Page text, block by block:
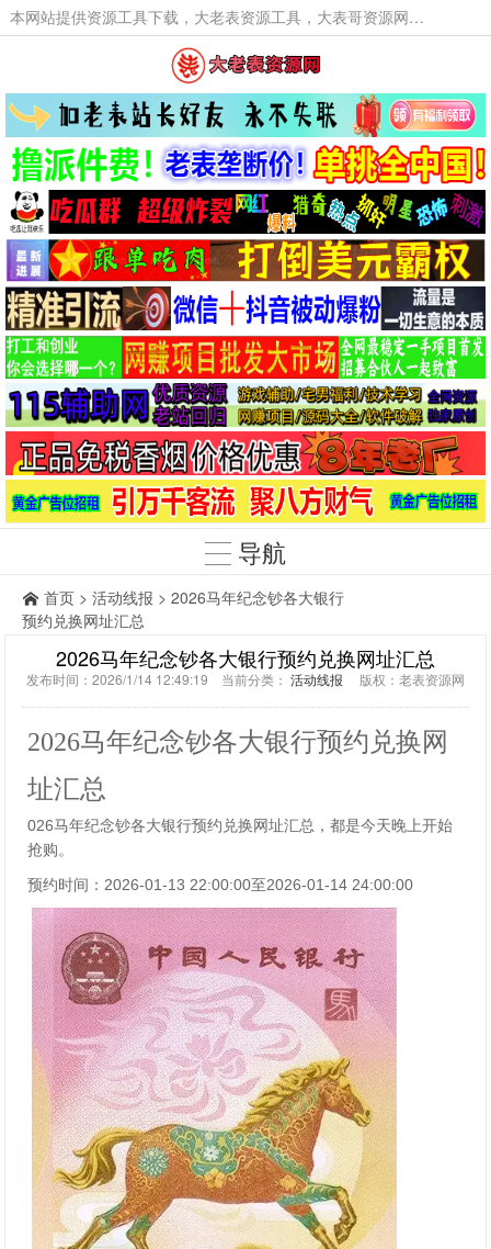
本网站提供资源工具下载，大老表资源工具，大表哥资源网软件工具，大老表资源下载，活动线报福利资源分享,活动线报，大型网游经典游戏，网络热门技术游戏辅助交流与分享。
导航
首页 > 活动线报 > 2026马年纪念钞各大银行
预约兑换网址汇总
2026马年纪念钞各大银行预约兑换网址汇总
发布时间：2026/1/14 12:49:19 当前分类： 活动线报 版权：老表资源网
2026马年纪念钞各大银行预约兑换网
址汇总
026马年纪念钞各大银行预约兑换网址汇总，都是今天晚上开始
抢购。
预约时间：2026-01-13 22:00:00至2026-01-14 24:00:00